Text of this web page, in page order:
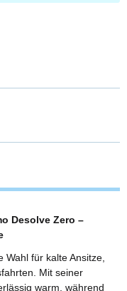
Desolve Zero –
für kalte Ansitze,
Mit seiner
warm, während